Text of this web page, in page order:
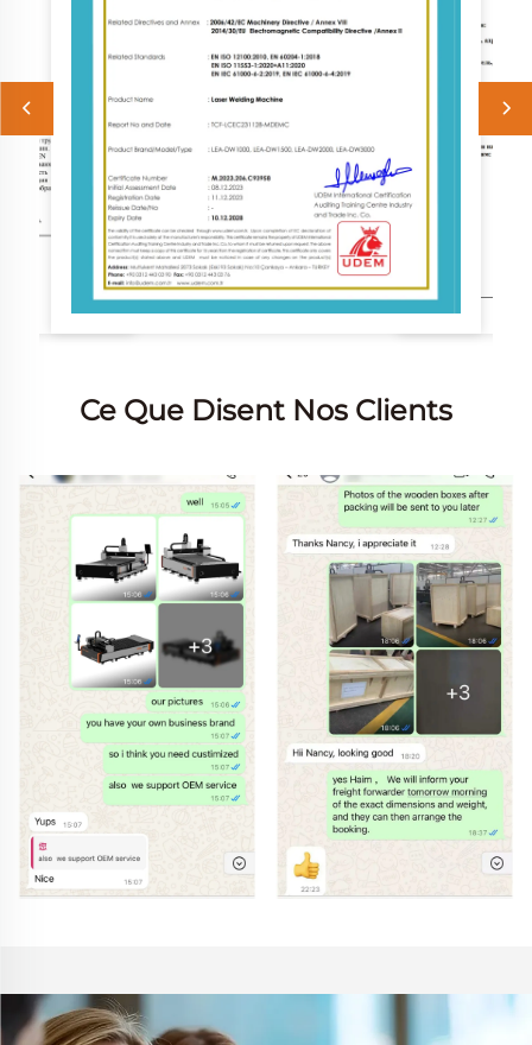
Ce Que Disent Nos Clients